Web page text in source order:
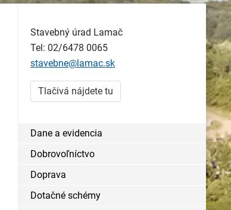
Stavebný úrad Lamač
Tel: 02/6478 0065
stavebne@lamac.sk
Tlačivá nájdete tu
Dane a evidencia
Dobrovoľníctvo
Doprava
Dotačné schémy